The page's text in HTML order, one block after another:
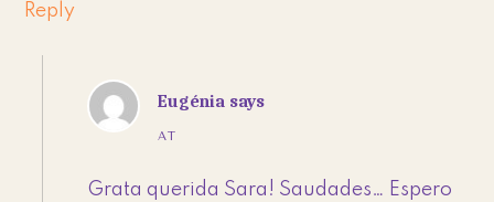
Reply
Eugénia says
AT
Grata querida Sara! Saudades… Espero